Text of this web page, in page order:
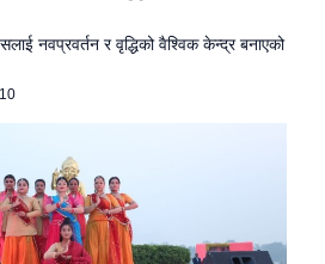
नवप्रवर्तन र वृद्धिको वैश्विक केन्द्र बनाएको